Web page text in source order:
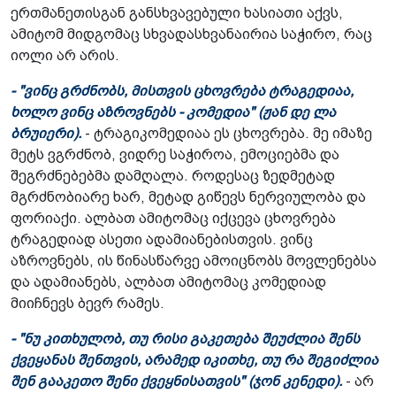
ერთმანეთისგან განსხვავებული ხასიათი აქვს,
ამიტომ მიდგომაც სხვადასხვანაირია საჭირო, რაც
იოლი არ არის.
- "ვინც გრძნობს, მისთვის ცხოვრება ტრაგედიაა,
ხოლო ვინც აზროვნებს - კომედია" (ჟან დე ლა
ბრუიერი). - ტრაგიკომედიაა ეს ცხოვრება. მე იმაზე
მეტს ვგრძნობ, ვიდრე საჭიროა, ემოციებმა და
შეგრძნებებმა დამღალა. როდესაც ზედმეტად
მგრძნობიარე ხარ, მეტად გიწევს ნერვიულობა და
ფორიაქი. ალბათ ამიტომაც იქცევა ცხოვრება
ტრაგედიად ასეთი ადამიანებისთვის. ვინც
აზროვნებს, ის წინასწარვე ამოიცნობს მოვლენებსა
და ადამიანებს, ალბათ ამიტომაც კომედიად
მიიჩნევს ბევრ რამეს.
- "ნუ კითხულობ, თუ რისი გაკეთება შეუძლია შენს
ქვეყანას შენთვის, არამედ იკითხე, თუ რა შეგიძლია
შენ გააკეთო შენი ქვეყნისათვის" (ჯონ კენედი). - არ